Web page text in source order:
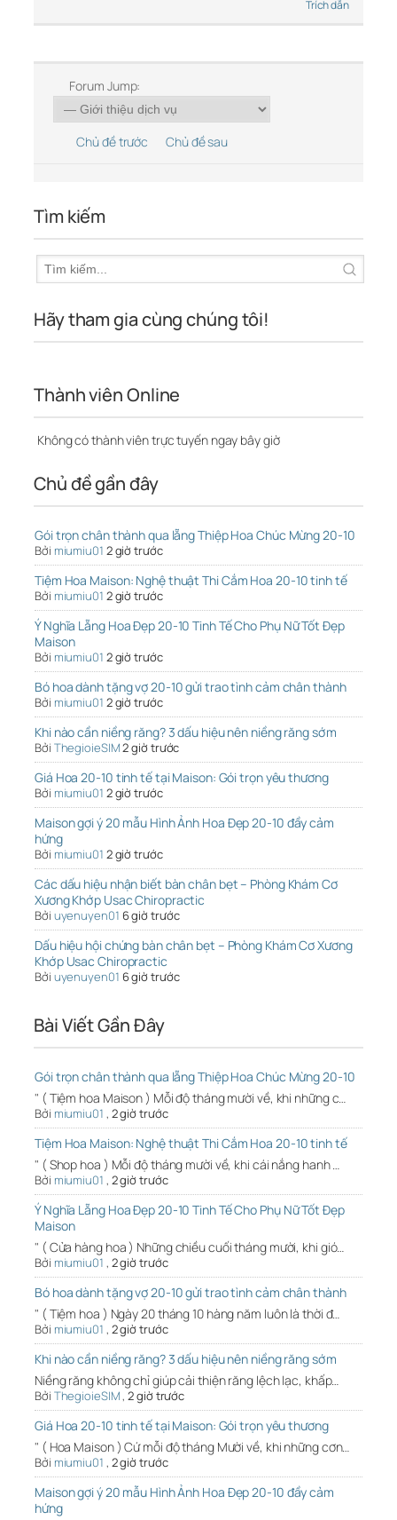
Trích dẫn
Forum Jump:
Chủ đề trước Chủ đề sau
Tìm kiếm
Hãy tham gia cùng chúng tôi!
Thành viên Online
Không có thành viên trực tuyến ngay bây giờ
Chủ đề gần đây
Gói trọn chân thành qua lẵng Thiệp Hoa Chúc Mừng 20-10
Bởi miumiu01 2 giờ trước
Tiệm Hoa Maison: Nghệ thuật Thi Cắm Hoa 20-10 tinh tế
Bởi miumiu01 2 giờ trước
Ý Nghĩa Lẵng Hoa Đẹp 20-10 Tinh Tế Cho Phụ Nữ Tốt Đẹp
Maison
Bởi miumiu01 2 giờ trước
Bó hoa dành tặng vợ 20-10 gửi trao tình cảm chân thành
Bởi miumiu01 2 giờ trước
Khi nào cần niềng răng? 3 dấu hiệu nên niềng răng sớm
Bởi ThegioieSIM2 giờ trước
Giá Hoa 20-10 tinh tế tại Maison: Gói trọn yêu thương
Bởi miumiu01 2 giờ trước
Maison gợi ý 20 mẫu Hình Ảnh Hoa Đẹp 20-10 đầy cảm
hứng
Bởi miumiu01 2 giờ trước
Các dấu hiệu nhận biết bàn chân bẹt – Phòng Khám Cơ
Xương Khớp Usac Chiropractic
Bởi uyenuyen01 6 giờ trước
Dấu hiệu hội chứng bàn chân bẹt – Phòng Khám Cơ Xương
Khớp Usac Chiropractic
Bởi uyenuyen01 6 giờ trước
Bài Viết Gần Đây
Gói trọn chân thành qua lẵng Thiệp Hoa Chúc Mừng 20-10
" ( Tiệm hoa Maison ) Mỗi độ tháng mười về, khi những c…
Bởi miumiu01 , 2 giờ trước
Tiệm Hoa Maison: Nghệ thuật Thi Cắm Hoa 20-10 tinh tế
" ( Shop hoa ) Mỗi độ tháng mười về, khi cái nắng hanh …
Bởi miumiu01 , 2 giờ trước
Ý Nghĩa Lẵng Hoa Đẹp 20-10 Tinh Tế Cho Phụ Nữ Tốt Đẹp
Maison
" ( Cửa hàng hoa ) Những chiều cuối tháng mười, khi gió…
Bởi miumiu01 , 2 giờ trước
Bó hoa dành tặng vợ 20-10 gửi trao tình cảm chân thành
" ( Tiệm hoa ) Ngày 20 tháng 10 hàng năm luôn là thời đ…
Bởi miumiu01 , 2 giờ trước
Khi nào cần niềng răng? 3 dấu hiệu nên niềng răng sớm
Niềng răng không chỉ giúp cải thiện răng lệch lạc, khấp…
Bởi ThegioieSIM,2 giờ trước
Giá Hoa 20-10 tinh tế tại Maison: Gói trọn yêu thương
" ( Hoa Maison ) Cứ mỗi độ tháng Mười về, khi những cơn…
Bởi miumiu01 , 2 giờ trước
Maison gợi ý 20 mẫu Hình Ảnh Hoa Đẹp 20-10 đầy cảm
hứng